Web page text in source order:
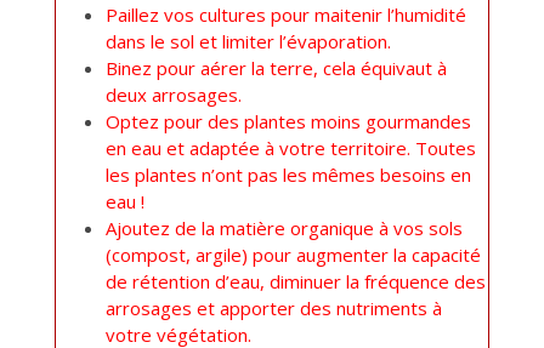
Paillez vos cultures pour maitenir l’humidité
dans le sol et limiter l’évaporation.
Binez pour aérer la terre, cela équivaut à
deux arrosages.
Optez pour des plantes moins gourmandes
en eau et adaptée à votre territoire. Toutes
les plantes n’ont pas les mêmes besoins en
eau !
Ajoutez de la matière organique à vos sols
(compost, argile) pour augmenter la capacité
de rétention d’eau, diminuer la fréquence des
arrosages et apporter des nutriments à
votre végétation.